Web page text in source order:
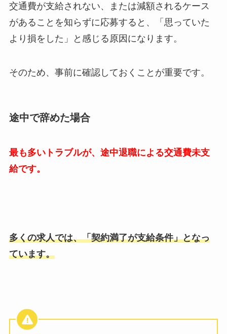
交通費が支給されない、または減額されるケース
があることを知らずに応募すると、「思っていた
より損をした」と感じる原因になります。
そのため、事前に確認しておくことが重要です。
途中で辞めた場合
最も多いトラブルが、途中退職による交通費未支
給です。
多くの求人では、「契約満了が支給条件」となっ
ています。